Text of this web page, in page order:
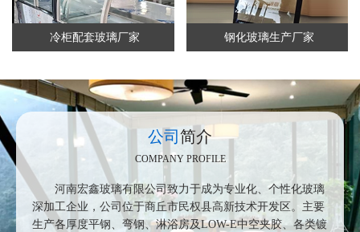
冷柜配套玻璃厂家 钢化玻璃生产厂家
公司 简介
COMPANY PROFILE
河南宏鑫玻璃有限公司致力于成为专业化、个性化玻璃
深加工企业，公司位于商丘市民权县高新技术开发区。主要
生产各厚度平钢、弯钢、淋浴房及LOW-E中空夹胶、各类镀